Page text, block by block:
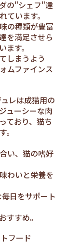
の"シェフ"達
います。
の種類が豊富
を満足させら
す。
しまうよう
ムファインス
レは成猫用の
ューシーな肉
ており、猫ち
い、猫の嗜好
わいと栄養を
日をサポート
すすめ。
フード